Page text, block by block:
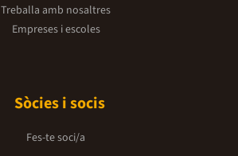
Treballa amb nosaltres
Empreses i escoles
Sòcies i socis
Fes-te soci/a